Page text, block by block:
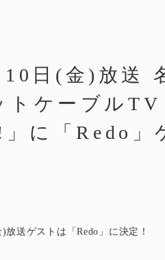
日(金)放送
トケーブル
に「Redo」
送ゲストは「Redo」に決定！